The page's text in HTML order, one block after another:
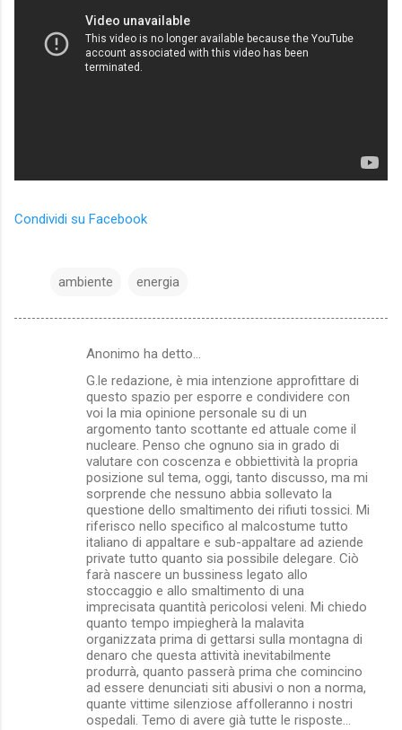
Condividi su Facebook
ambiente energia
Anonimo ha detto…
G.le redazione, è mia intenzione approfittare di
questo spazio per esporre e condividere con
voi la mia opinione personale su di un
argomento tanto scottante ed attuale come il
nucleare. Penso che ognuno sia in grado di
valutare con coscenza e obbiettività la propria
posizione sul tema, oggi, tanto discusso, ma mi
sorprende che nessuno abbia sollevato la
questione dello smaltimento dei rifiuti tossici. Mi
riferisco nello specifico al malcostume tutto
italiano di appaltare e sub-appaltare ad aziende
private tutto quanto sia possibile delegare. Ciò
farà nascere un bussiness legato allo
stoccaggio e allo smaltimento di una
imprecisata quantità pericolosi veleni. Mi chiedo
quanto tempo impiegherà la malavita
organizzata prima di gettarsi sulla montagna di
denaro che questa attività inevitabilmente
produrrà, quanto passerà prima che comincino
ad essere denunciati siti abusivi o non a norma,
quante vittime silenziose affolleranno i nostri
ospedali. Temo di avere già tutte le risposte...